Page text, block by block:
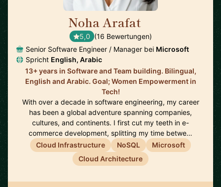
Noha Arafat
5,0 (16 Bewertungen)
Senior Software Engineer / Manager bei Microsoft
Spricht English, Arabic
13+ years in Software and Team building. Bilingual,
English and Arabic. Goal; Women Empowerment in
Tech!
With over a decade in software engineering, my career
has been a global adventure spanning companies,
cultures, and continents. I first cut my teeth in e-
commerce development, splitting my time betwe…
Cloud Infrastructure
NoSQL
Microsoft
Cloud Architecture